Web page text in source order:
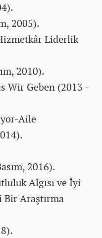
2005).
Liderlik
2010).
Wir Geben (2013 -
Aile
2016).
Algısı ve İyi
Araştırma